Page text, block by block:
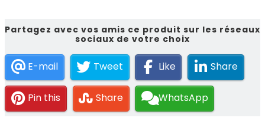
Partagez avec vos amis ce produit sur les réseaux
sociaux de votre choix
E-mail Tweet Like Share
Pin this Share WhatsApp